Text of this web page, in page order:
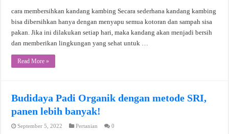
cara membersihkan kandang kambing Secara sederhana kandang kambing
bisa dibersihkan hanya dengan menyapu semua kotoran dan sampah sisa
pakan. Jika ini dilakukan setiap hari, maka kandang akan menjadi bersih
dan memberikan lingkungan yang sehat untuk …
Read More »
Budidaya Padi Organik dengan metode SRI,
panen lebih banyak!
September 5, 2022 Pertanian 0